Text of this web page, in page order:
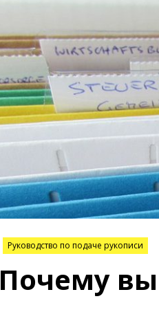
Руководство по подаче рукописи
Почему